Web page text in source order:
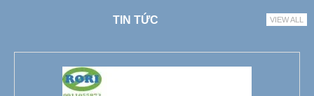
TIN TỨC VIEW ALL